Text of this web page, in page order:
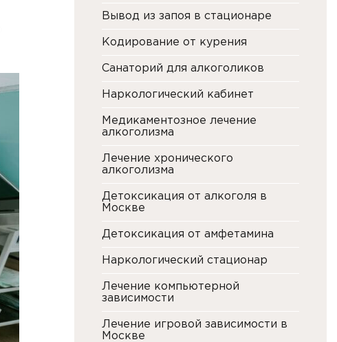
Вывод из запоя в стационаре
Кодирование от курения
Санаторий для алкоголиков
Наркологический кабинет
Медикаментозное лечение
алкоголизма
Лечение хронического
алкоголизма
Детоксикация от алкоголя в
Москве
Детоксикация от амфетамина
Наркологический стационар
Лечение компьютерной
зависимости
Лечение игровой зависимости в
Москве